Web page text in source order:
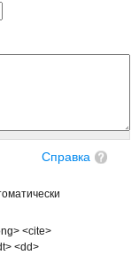
Справка
<cite>
<dd>